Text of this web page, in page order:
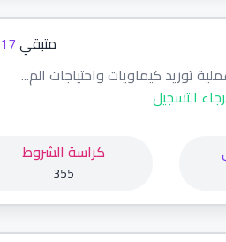
متبقي17
توريد كيماويات واحتياجات الم...
التسجيل
كراسة الشروط
355